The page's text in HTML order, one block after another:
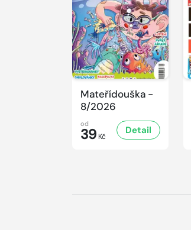
Mateřídouška -
8/2026
od
39 Kč
Detail